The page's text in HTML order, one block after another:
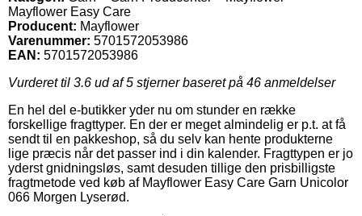
Mayflower Easy Care
Producent: Mayflower
Varenummer: 5701572053986
EAN: 5701572053986
Vurderet til 3.6 ud af 5 stjerner baseret på 46 anmeldelser
En hel del e-butikker yder nu om stunder en række
forskellige fragttyper. En der er meget almindelig er p.t. at få
sendt til en pakkeshop, så du selv kan hente produkterne
lige præcis når det passer ind i din kalender. Fragttypen er jo
yderst gnidningsløs, samt desuden tillige den prisbilligste
fragtmetode ved køb af Mayflower Easy Care Garn Unicolor
066 Morgen Lyserød.